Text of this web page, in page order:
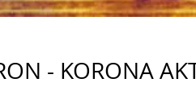
- KORONA